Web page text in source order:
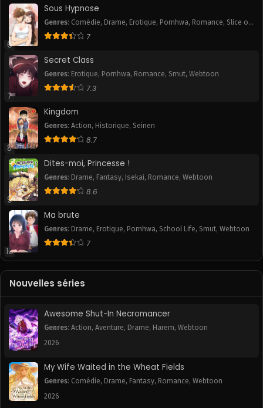
6
Sous Hypnose
Genres: Comédie, Drame, Erotique, Pornhwa, Romance, Slice of
Life,Smut 7
7
Secret Class
Genres: Erotique, Pornhwa, Romance, Smut, Webtoon
7.3
8
Kingdom
Genres: Action, Historique, Seinen
8.7
9
Dites-moi, Princesse !
Genres: Drame, Fantasy, Isekai, Romance, Webtoon
8.6
10
Ma brute
Genres: Drame, Erotique, Pornhwa, School Life, Smut, Webtoon
7
Nouvelles séries
Awesome Shut-In Necromancer
Genres: Action, Aventure, Drame, Harem, Webtoon
2026
My Wife Waited in the Wheat Fields
Genres: Comédie, Drame, Fantasy, Romance, Webtoon
2026